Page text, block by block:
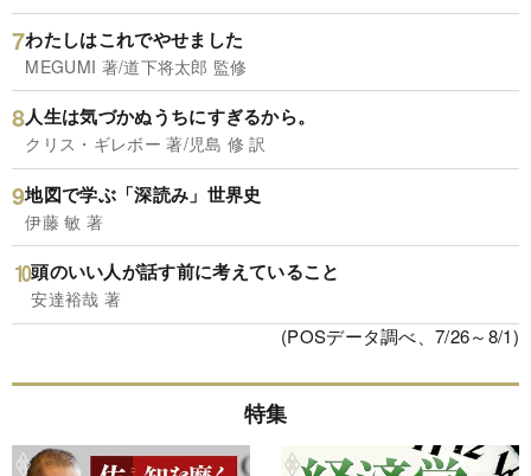
わたしはこれでやせました
MEGUMI 著/道下将太郎 監修
人生は気づかぬうちにすぎるから。
クリス・ギレボー 著/児島 修 訳
地図で学ぶ「深読み」世界史
伊藤 敏 著
頭のいい人が話す前に考えていること
安達裕哉 著
(POSデータ調べ、7/26～8/1)
特集